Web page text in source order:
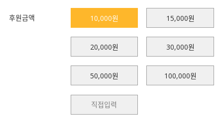
후원금액 10,000원 15,000원
20,000원 30,000원
50,000원 100,000원